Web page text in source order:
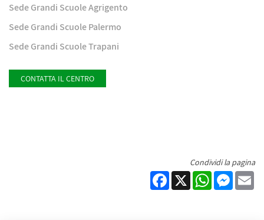
Sede Grandi Scuole Agrigento
Sede Grandi Scuole Palermo
Sede Grandi Scuole Trapani
CONTATTA IL CENTRO
Condividi la pagina
Facebook
X WhatsApp